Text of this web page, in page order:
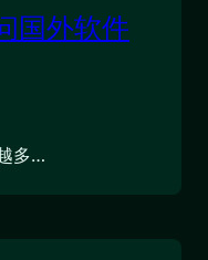
国外软件
多…